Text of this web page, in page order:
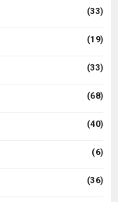
(33)
(19)
(33)
(68)
(40)
(6)
(36)